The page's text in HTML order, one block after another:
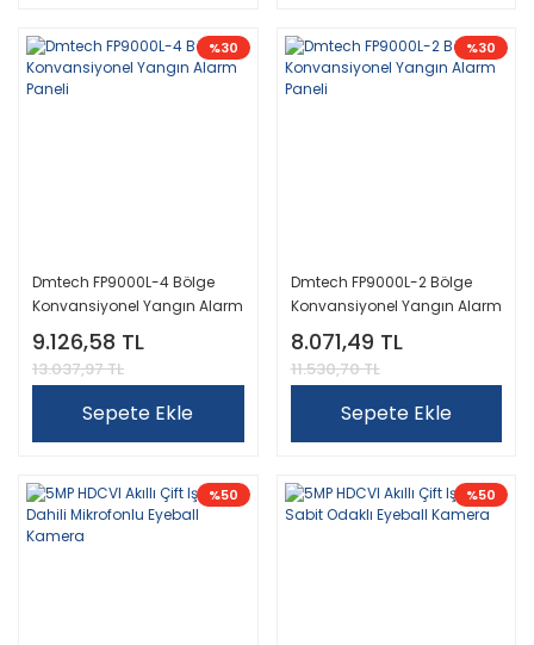
%30
Dmtech FP9000L-4 Bölge
Konvansiyonel Yangın Alarm
Paneli
9.126,58 TL
13.037,97 TL
Sepete Ekle
%30
Dmtech FP9000L-2 Bölge
Konvansiyonel Yangın Alarm
Paneli
8.071,49 TL
11.530,70 TL
Sepete Ekle
%50 %50